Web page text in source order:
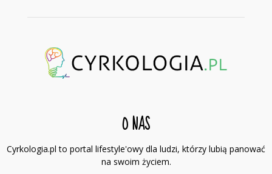
O NAS
Cyrkologia.pl to portal lifestyle'owy dla ludzi, którzy lubią panować
na swoim życiem.